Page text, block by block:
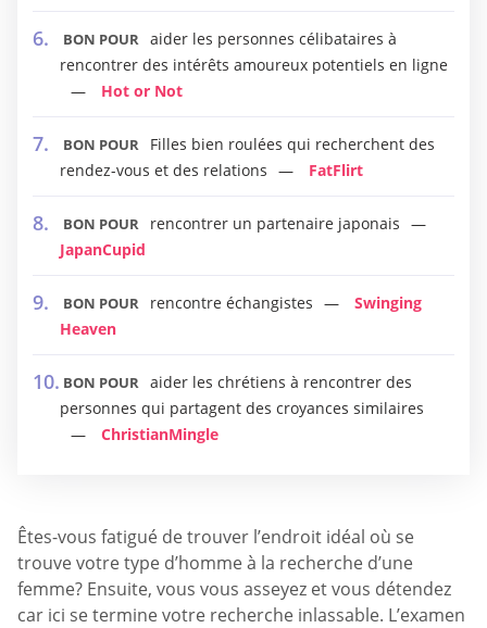
BON POUR aider les personnes célibataires à
rencontrer des intérêts amoureux potentiels en ligne
Hot or Not
BON POUR
Filles bien roulées qui recherchent des
rendez-vous et des relations
FatFlirt
BON POUR
rencontrer un partenaire japonais
JapanCupid
BON POUR rencontre échangistes
Swinging
Heaven
BON POUR aider les chrétiens à rencontrer des
personnes qui partagent des croyances similaires
ChristianMingle
Êtes-vous fatigué de trouver l’endroit idéal où se
trouve votre type d’homme à la recherche d’une
femme? Ensuite, vous vous asseyez et vous détendez
car ici se termine votre recherche inlassable. L’examen